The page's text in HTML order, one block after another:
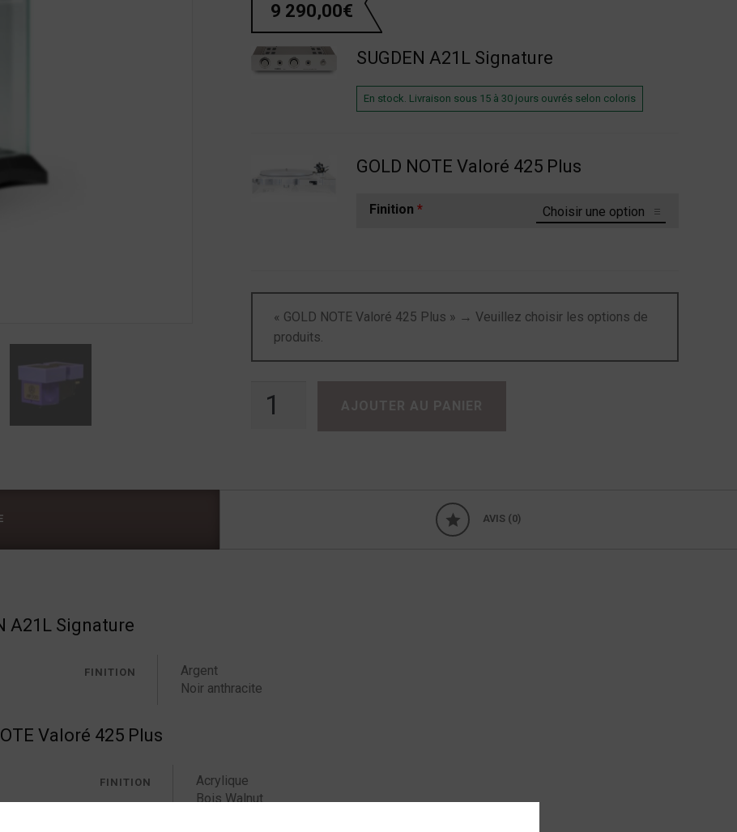
9 290,00€
SUGDEN A21L Signature
En stock. Livraison sous 15 à 30 jours ouvrés selon coloris
GOLD NOTE Valoré 425 Plus
Finition *
« GOLD NOTE Valoré 425 Plus » → Veuillez choisir les options de
produits.
AVIS (0)
A21L Signature
FINITION
Argent
Noir anthracite
Valoré 425 Plus
FINITION
Acrylique
Bois Walnut